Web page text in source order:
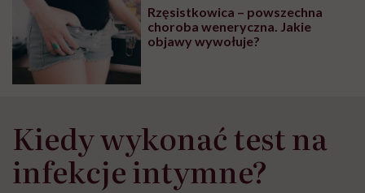
Rzęsistkowica – powszechna
choroba weneryczna. Jakie
objawy wywołuje?
Kiedy wykonać test na
infekcje intymne?